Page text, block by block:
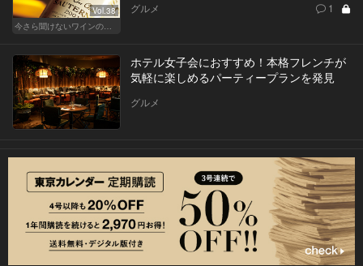
Vol.38
グルメ 1
ホテル女子会におすすめ！本格フレンチが
気軽に楽しめるパーティープランを発見
グルメ